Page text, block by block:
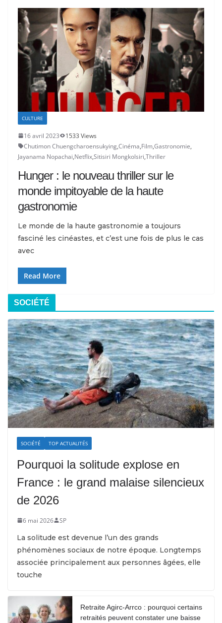
CULTURE
16 avril 2023
1533 Views
Chutimon Chuengcharoensukying,Cinéma,Film,Gastronomie,
Jayanama Nopachai,Netflix,Sitisiri Mongkolsiri,Thriller
Hunger : le nouveau thriller sur le
monde impitoyable de la haute
gastronomie
Le monde de la haute gastronomie a toujours
fasciné les cinéastes, et c’est une fois de plus le cas
avec
Read More
SOCIÉTÉ
SOCIÉTÉ TOP ACTUALITÉS
Pourquoi la solitude explose en
France : le grand malaise silencieux
de 2026
6 mai 2026 SP
La solitude est devenue l’un des grands
phénomènes sociaux de notre époque. Longtemps
associée principalement aux personnes âgées, elle
touche
Retraite Agirc-Arrco : pourquoi certains
retraités peuvent constater une baisse